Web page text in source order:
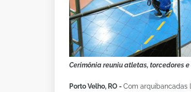
Cerimônia reuniu atletas, torcedores
Porto Velho, RO - Com arquibancadas